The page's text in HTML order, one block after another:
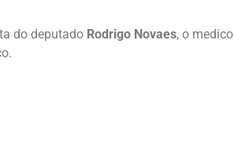
do deputado Rodrigo Novaes, o medico